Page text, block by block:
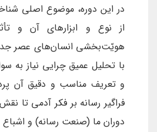
در این دوره، موضوع اصلی
از نوع و ابزارهای آن و
هویّت‌بخشی انسان‌های عصر
با تحلیل عمیق چرایی نیاز به
و تعریف مناسب و دقیق آن
فراگیر رسانه بر فکر آدمی تا
دوران ما (صنعت رسانه) و اشباع